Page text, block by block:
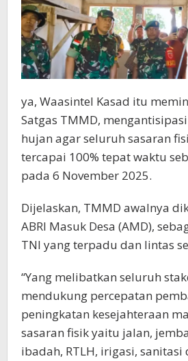
ya, Waasintel Kasad itu
Satgas TMMD,
hujan agar seluruh sasaran
tercapai 100% tepat waktu
pada 6 November 2025.
Dijelaskan, TMMD awalnya
ABRI Masuk Desa (AMD),
TNI yang terpadu dan lintas
“Yang melibatkan seluruh
mendukung percepatan
peningkatan kesejahteraan
sasaran fisik yaitu jalan,
ibadah, RTLH, irigasi, sanitasi